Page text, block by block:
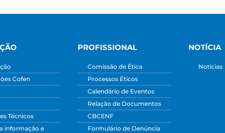
Cofen
Técnicos
informação e
PROFISSIONAL
Comissão de Ética
Processos Éticos
Calendário de Eventos
Relação de Documentos
CBCENF
Formulário de Denúncia
NOTÍCIA
Notícias